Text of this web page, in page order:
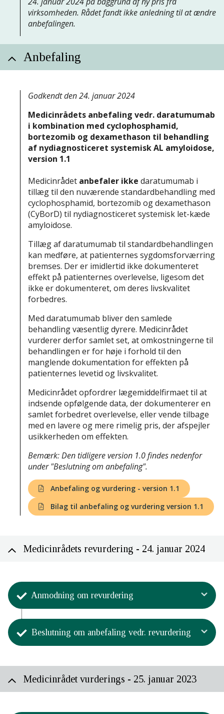
virksomheden. Rådet fandt ikke anledning til at ændre
anbefalingen.
Anbefaling
Godkendt den 24. januar 2024
Medicinrådets anbefaling vedr. daratumumab
i kombination med cyclophosphamid,
bortezomib og dexamethason til behandling
af nydiagnosticeret systemisk AL amyloidose,
version 1.1
Medicinrådet anbefaler ikke daratumumab i
tillæg til den nuværende standardbehandling med
cyclophosphamid, bortezomib og dexamethason
(CyBorD) til nydiagnosticeret systemisk let-kæde
amyloidose.
Tillæg af daratumumab til standardbehandlingen
kan medføre, at patienternes sygdomsforværring
bremses. Der er imidlertid ikke dokumenteret
effekt på patienternes overlevelse, ligesom det
ikke er dokumenteret, om deres livskvalitet
forbedres.
Med daratumumab bliver den samlede
behandling væsentlig dyrere. Medicinrådet
vurderer derfor samlet set, at omkostningerne til
behandlingen er for høje i forhold til den
manglende dokumentation for effekten på
patienternes levetid og livskvalitet.
Medicinrådet opfordrer lægemiddelfirmaet til at
indsende opfølgende data, der dokumenterer en
samlet forbedret overlevelse, eller vende tilbage
med en lavere og mere rimelig pris, der afspejler
usikkerheden om effekten.
Bemærk: Den tidligere version 1.0 findes nedenfor
under "Beslutning om anbefaling".
Anbefaling og vurdering - version 1.1
Bilag til anbefaling og vurdering version 1.1
Medicinrådets revurdering - 24. januar 2024
Anmodning om revurdering
Aktivitet
Formandskabet har besluttet, at der
skal igangsættes en revurdering
revurdering af Medicinrådets anbefaling
vedr. daratumumab i kombination med
Beslutning om anbefaling vedr. revurdering
revurderingen - version 1.1
Medicinrådet vurderings - 25. januar 2023